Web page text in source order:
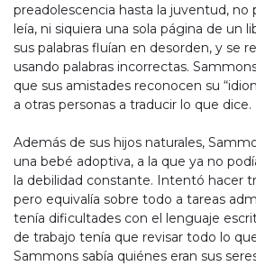
preadolescencia hasta la juventud, no
leía, ni siquiera una sola página de un
sus palabras fluían en desorden, y se
usando palabras incorrectas.
que sus amistades reconocen su
a otras personas a traducir lo que dice.
Además de sus hijos naturales,
una bebé adoptiva, a la que ya no
la debilidad constante. Intentó hacer
pero equivalía sobre todo a tareas
tenía dificultades con el lenguaje
de trabajo tenía que revisar todo lo
Sammons sabía quiénes eran sus